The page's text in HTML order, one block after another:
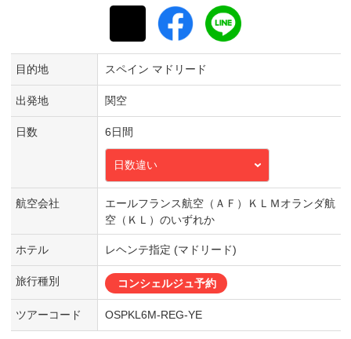
目的地 スペイン マドリード
出発地 関空
日数 6日間
日数違い
航空会社
エールフランス航空（ＡＦ）ＫＬＭオランダ航
空（ＫＬ）のいずれか
ホテル レヘンテ指定 (マドリード)
旅行種別 コンシェルジュ予約
ツアーコード OSPKL6M-REG-YE